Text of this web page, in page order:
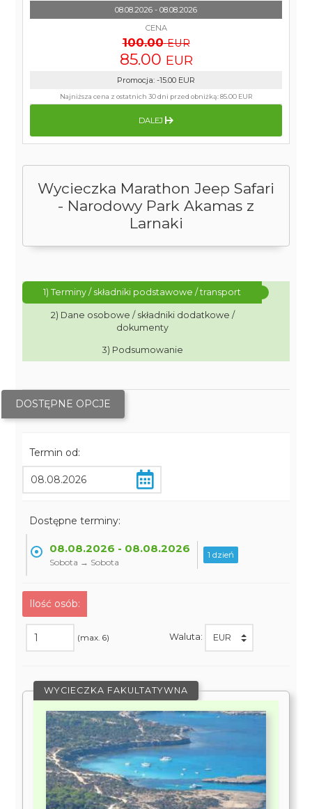
Wycieczka Marathon Jeep Safari
- Narodowy Park Akamas z
Larnaki
1) Terminy / składniki podstawowe / transport
2) Dane osobowe / składniki dodatkowe /
dokumenty
3) Podsumowanie
DOSTĘPNE OPCJE
Termin od:
Dostępne terminy:
08.08.2026 - 08.08.2026
Sobota → Sobota
1 dzień
Ilość osób:
(max. 6) Waluta:
WYCIECZKA FAKULTATYWNA
08.08.2026 - 08.08.2026
CENA
100.00 EUR
85.00 EUR
Promocja: -15.00 EUR
Najniższa cena z ostatnich 30 dni przed obniżką:85.00 EUR
DALEJ